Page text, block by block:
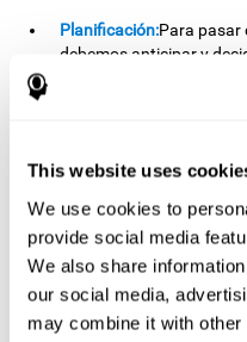
This website uses
We use cookies to
provide social media
We also share
our social media,
may combine it with other
Planificación:Para pasar
debemos anticipar y
movimientos, y lograr
esta importante
nuestro día a día, pues
anticipar mentalmente la
tarea o alcanzar una
cuando planificamos
escuela, cómo vamos a
vamos a estructurar un